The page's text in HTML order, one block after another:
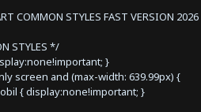
COMMON STYLES FAST VERSION
STYLES */
}
screen and (max-width: 639.99px) {
{ display:none!important; }